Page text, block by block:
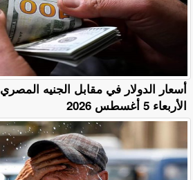
أسعار الدولار في مقابل الجنيه
الأربعاء 5 أغسطس 2026